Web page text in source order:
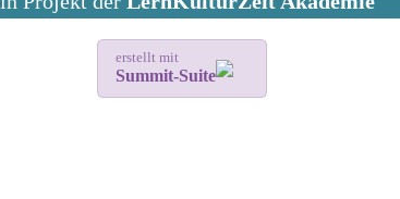
erstellt mit
Summit-Suite